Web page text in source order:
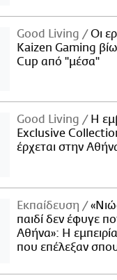
Good Living
Οι
Kaizen Gaming
Cup από "μέσα"
Good Living
Η
Exclusive
έρχεται στην
Εκπαίδευση
παιδί δεν έφυγε
Αθήνα»: Η
που επέλεξαν